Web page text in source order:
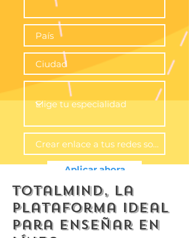
Aplicar ahora
TotalMind, la
plataforma ideal
para enseñar en